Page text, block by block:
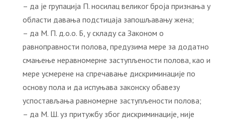
– да је групација П. носилац великог броја признања у
области давања подстицаја запошљавању жена;
– да М. П. д.о.о. Б, у складу са Законом о
равноправности полова, предузима мере за додатно
смањење неравномерне заступљености полова, као и
мере усмерене на спречавање дискриминације по
основу пола и да испуњава законску обавезу
успостављања равномерне заступљености полова;
– да М. Ш. уз притужбу због дискриминације, није